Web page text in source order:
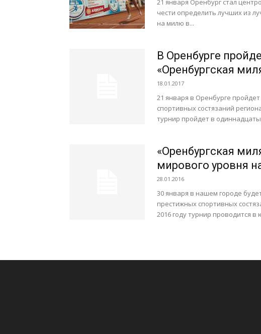
21 января Оренбург стал
чести определить лучших из
на милю в...
В Оренбурге
«Оренбургская
18.01.2017
21 января в Оренбурге
спортивных состязаний
турнир пройдет в
«Оренбургская
мирового уровня
28.01.2016
30 января в нашем городе
престижных спортивных
2016 году турнир проводится